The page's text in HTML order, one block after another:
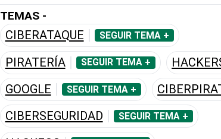
TEMAS -
CIBERATAQUE SEGUIR TEMA +
PIRATERÍA SEGUIR TEMA +
GOOGLE SEGUIR TEMA +
CIBERSEGURIDAD SEGUIR TEMA +